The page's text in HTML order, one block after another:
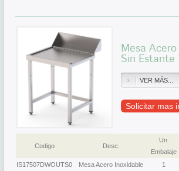
Mesa
Sin Estante
VER MÁS...
Solicitar mas
Codigo Desc.
Un.
Embalaje
IS17507DWOUTS0
Mesa Acero Inoxidable
1